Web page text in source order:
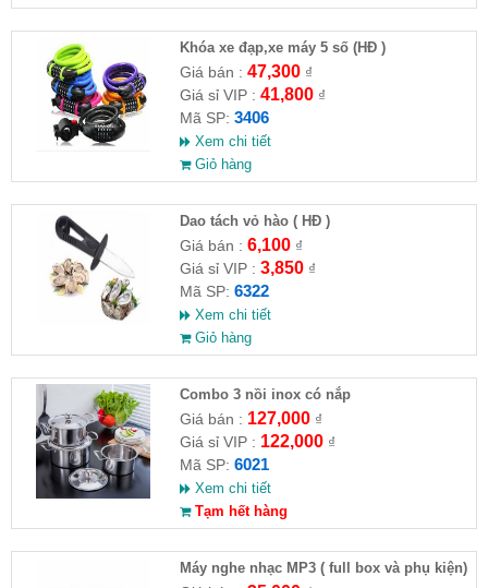
Khóa xe đạp,xe máy 5 số (HĐ )
Giá bán : 47,300₫
Giá sỉ VIP : 41,800₫
Mã SP: 3406
Xem chi tiết
Giỏ hàng
Dao tách vỏ hào ( HĐ )
Giá bán : 6,100₫
Giá sỉ VIP : 3,850₫
Mã SP: 6322
Xem chi tiết
Giỏ hàng
Combo 3 nồi inox có nắp
Giá bán : 127,000₫
Giá sỉ VIP : 122,000₫
Mã SP: 6021
Xem chi tiết
Tạm hết hàng
Máy nghe nhạc MP3 ( full box và phụ kiện)